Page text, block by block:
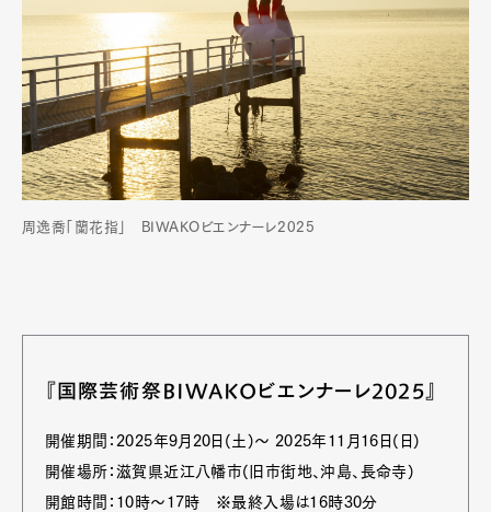
Official Columnist
About
Contact
Pen Meet
Pen international Pen tw
周逸喬「蘭花指」 BIWAKOビエンナーレ2025
『国際芸術祭BIWAKOビエンナーレ2025』
開催期間：2025年9月20日(土)〜 2025年11月16日(日)
開催場所：滋賀県近江八幡市(旧市街地、沖島、長命寺)
開館時間：10時〜17時 ※最終入場は16時30分